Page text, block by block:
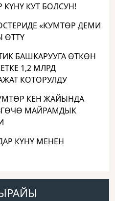
КҮНҮ КУТ БОЛСУН!
«КУМТӨР ДЕМИ
ӨТТҮ
БАШКАРУУГА ӨТКӨН
1,2 МЛРД
КОТОРУЛДУ
КЕН ЖАЙЫНДА
МАЙРАМДЫК
КҮНҮ МЕНЕН